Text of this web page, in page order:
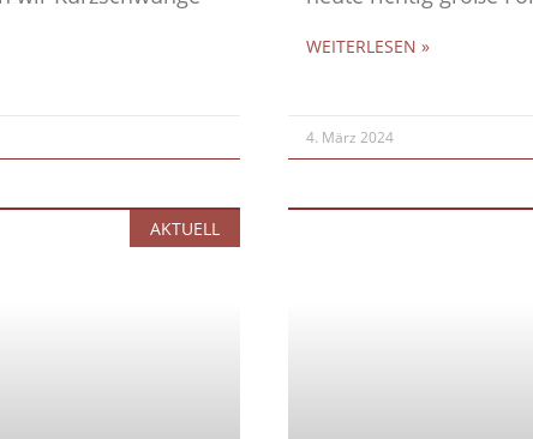
WEITERLESEN »
4. März 2024
AKTUELL